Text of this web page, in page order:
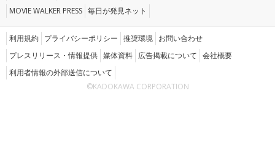
MOVIE WALKER PRESS 毎日が発見ネット
利用規約 プライバシーポリシー 推奨環境 お問い合わせ
プレスリリース・情報提供 媒体資料 広告掲載について 会社概要
利用者情報の外部送信について
©KADOKAWA CORPORATION